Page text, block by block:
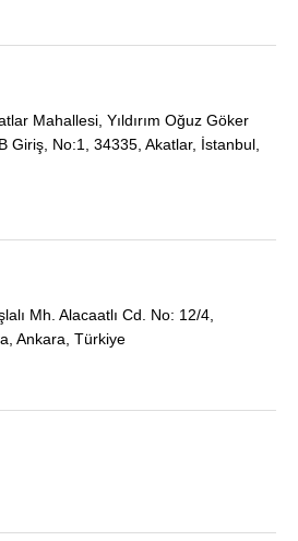
Mahallesi, Yıldırım Oğuz Göker
Giriş, No:1, 34335, Akatlar, İstanbul,
Mh. Alacaatlı Cd. No: 12/4,
Ankara, Türkiye